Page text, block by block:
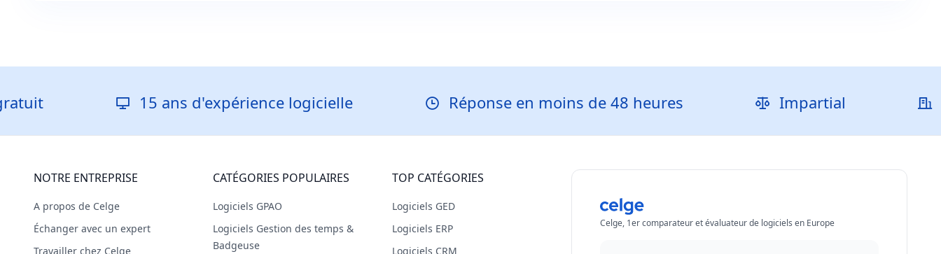
15 ans d'expérience logicielle Réponse en moins de 48 heures Impartial 40
NOTRE ENTREPRISE
A propos de Celge
Échanger avec un expert
Travailler chez Celge
CATÉGORIES POPULAIRES
Logiciels GPAO
Logiciels Gestion des temps &
Badgeuse
TOP CATÉGORIES
Logiciels GED
Logiciels ERP
Logiciels CRM
Celge, 1er comparateur et évaluateur de logiciels en Europe